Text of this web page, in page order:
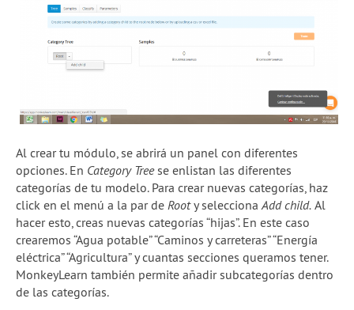
Al crear tu módulo, se abrirá un panel con diferentes
opciones. En Category Tree se enlistan las diferentes
categorías de tu modelo. Para crear nuevas categorías, haz
click en el menú a la par de Rooty selecciona Add child. Al
hacer esto, creas nuevas categorías “hijas”. En este caso
crearemos “Agua potable” “Caminos y carreteras” “Energía
eléctrica” “Agricultura” y cuantas secciones queramos tener.
MonkeyLearn también permite añadir subcategorías dentro
de las categorías.